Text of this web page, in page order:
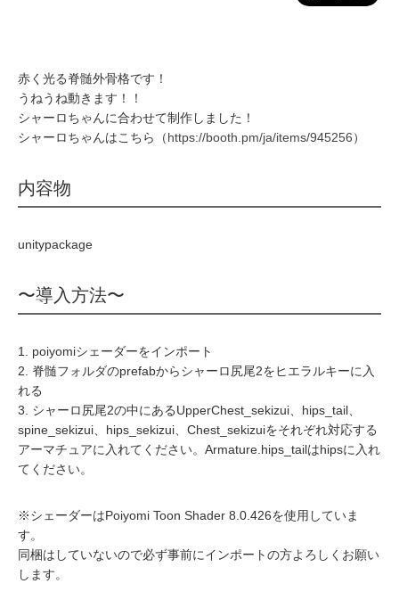
赤く光る脊髄外骨格です！
うねうね動きます！！
シャーロちゃんに合わせて制作しました！
シャーロちゃんはこちら（https://booth.pm/ja/items/945256）
内容物
unitypackage
〜導入方法〜
1. poiyomiシェーダーをインポート
2. 脊髄フォルダのprefabからシャーロ尻尾2をヒエラルキーに入
れる
3. シャーロ尻尾2の中にあるUpperChest_sekizui、hips_tail、
spine_sekizui、hips_sekizui、Chest_sekizuiをそれぞれ対応する
アーマチュアに入れてください。Armature.hips_tailはhipsに入れ
てください。
※シェーダーはPoiyomi Toon Shader 8.0.426を使用していま
す。
同梱はしていないので必ず事前にインポートの方よろしくお願い
します。